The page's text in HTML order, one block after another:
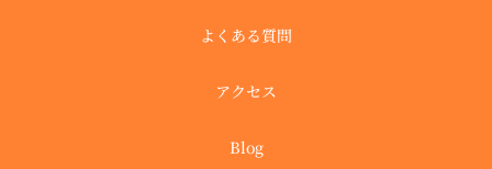
よくある質問
アクセス
Blog